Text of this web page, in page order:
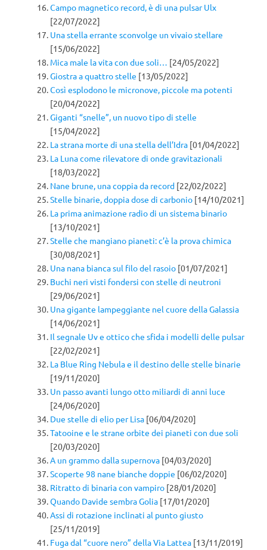
Campo magnetico record, è di una pulsar Ulx
[22/07/2022]
Una stella errante sconvolge un vivaio stellare
[15/06/2022]
Mica male la vita con due soli… [24/05/2022]
Giostra a quattro stelle [13/05/2022]
Così esplodono le micronove, piccole ma potenti
[20/04/2022]
Giganti “snelle”, un nuovo tipo di stelle
[15/04/2022]
La strana morte di una stella dell’Idra [01/04/2022]
La Luna come rilevatore di onde gravitazionali
[18/03/2022]
Nane brune, una coppia da record [22/02/2022]
Stelle binarie, doppia dose di carbonio [14/10/2021]
La prima animazione radio di un sistema binario
[13/10/2021]
Stelle che mangiano pianeti: c’è la prova chimica
[30/08/2021]
Una nana bianca sul filo del rasoio [01/07/2021]
Buchi neri visti fondersi con stelle di neutroni
[29/06/2021]
Una gigante lampeggiante nel cuore della Galassia
[14/06/2021]
Il segnale Uv e ottico che sfida i modelli delle pulsar
[22/02/2021]
La Blue Ring Nebula e il destino delle stelle binarie
[19/11/2020]
Un passo avanti lungo otto miliardi di anni luce
[24/06/2020]
Due stelle di elio per Lisa [06/04/2020]
Tatooine e le strane orbite dei pianeti con due soli
[20/03/2020]
A un grammo dalla supernova [04/03/2020]
Scoperte 98 nane bianche doppie [06/02/2020]
Ritratto di binaria con vampiro [28/01/2020]
Quando Davide sembra Golia [17/01/2020]
Assi di rotazione inclinati al punto giusto
[25/11/2019]
Fuga dal “cuore nero” della Via Lattea [13/11/2019]